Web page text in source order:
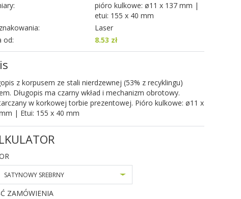
pióro kulkowe: ø11 x 137 mm |
etui: 155 x 40 mm
Laser
od:
8.53 zł
z korpusem ze stali nierdzewnej (53% z recyklingu)
Długopis ma czarny wkład i mechanizm obrotowy.
w korkowej torbie prezentowej. Pióro kulkowe: ø11 x
| Etui: 155 x 40 mm
SATYNOWY SREBRNY
ZAMÓWIENIA